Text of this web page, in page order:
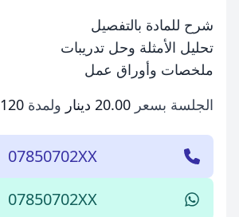
شرح للمادة بالتفصيل
تحليل الأمثلة وحل تدريبات
ملخصات وأوراق عمل
الجلسة بسعر 20.00 دينار ولمدة 120 دقيقة
07850702XX
07850702XX